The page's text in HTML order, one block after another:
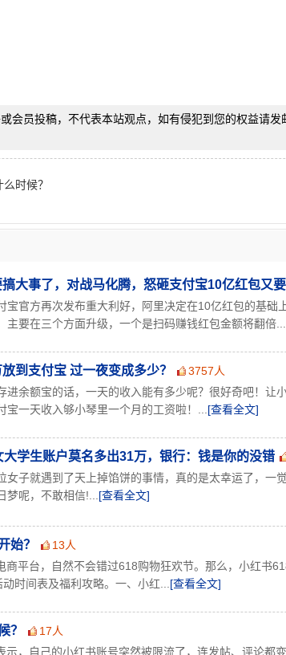
会员投稿，不代表本站观点，如有侵犯到您的权益请发
时候？
大事了，对战马化腾，怒砸支付宝10亿红包又要
宝官方再次发布重大利好，阿里决定在10亿红包的基础
主要在三个方面升级，一个是扫码赚钱红包金额将翻倍...
到支付宝 过一夜变成多少？
3757人
进余额宝的话，一天的收入能有多少呢？很好奇吧！让
宝一天收入够小琴里一个月的工资啦！... [查看全文]
大学生账户莫名多出31万，银行：钱是你的没错
女子就遇到了天上掉馅饼的事情，真的是太幸运了，一
梦呢，不敢相信!... [查看全文]
始？
13人
商平台，自然不会错过618购物狂欢节。那么，小红书
时间表及福利攻略。一、小红...[查看全文]
？
17人
示，自己的小红书账号突然被限流了，连发帖、评论都